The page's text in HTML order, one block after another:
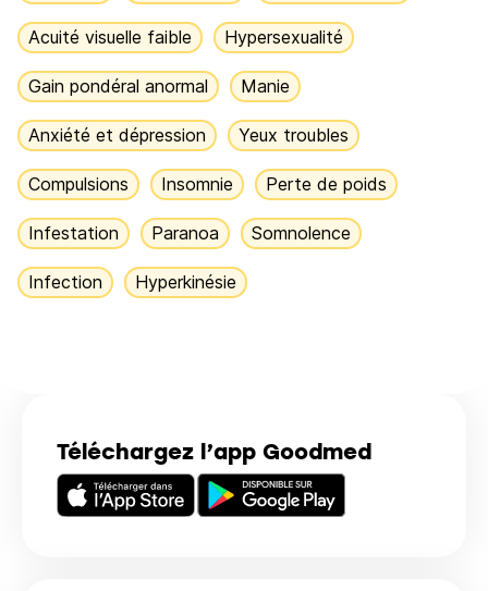
Téléchargez l’app Goodmed
Acuité visuelle faible Hypersexualité
Gain pondéral anormal Manie
Anxiété et dépression Yeux troubles
Compulsions Insomnie Perte de poids
Infestation Paranoa Somnolence
Infection Hyperkinésie